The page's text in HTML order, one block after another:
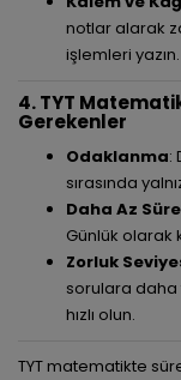
notlar alarak
işlemleri yazın.
4. TYT
Gerekenler
Odaklanma:
sırasında
Daha Az
Günlük olarak
Zorluk
sorulara daha
hızlı olun.
TYT matematikte